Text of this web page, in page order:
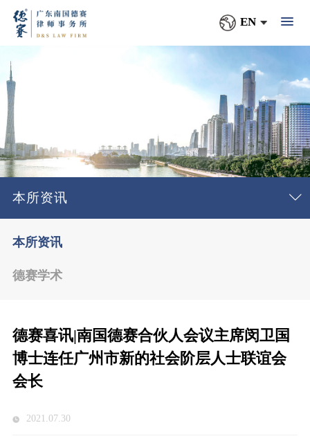
EN
本所资讯
本所资讯
德赛学术
德赛喜讯|南国德赛合伙人会议主席闵卫国
博士连任广州市新的社会阶层人士联谊会
会长
2021.07.30